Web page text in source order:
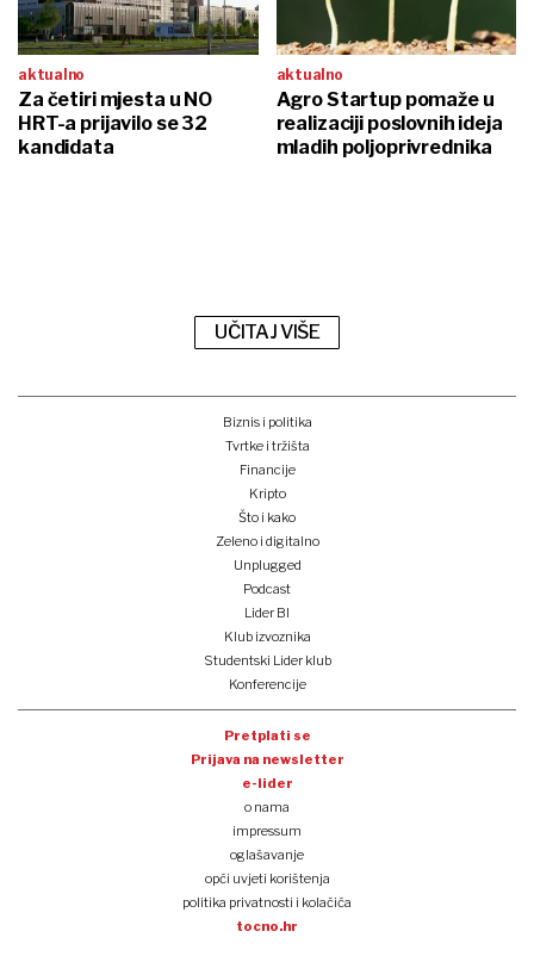
aktualno
Za četiri mjesta u NO
HRT-a prijavilo se 32
kandidata
aktualno
Agro Startup pomaže u
realizaciji poslovnih ideja
mladih poljoprivrednika
UČITAJ VIŠE
Biznis i politika
Tvrtke i tržišta
Financije
Kripto
Što i kako
Zeleno i digitalno
Unplugged
Podcast
Lider BI
Klub izvoznika
Studentski Lider klub
Konferencije
Pretplati se
Prijava na newsletter
e-lider
o nama
impressum
oglašavanje
opći uvjeti korištenja
politika privatnosti i kolačića
tocno.hr